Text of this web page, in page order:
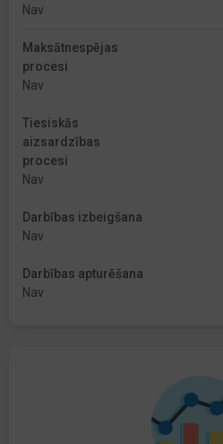
Nav
Maksātnespējas
procesi
Nav
Tiesiskās
aizsardzības
procesi
Nav
Darbības izbeigšana
Nav
Darbības apturēšana
Nav